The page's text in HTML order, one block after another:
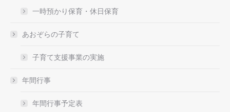
一時預かり保育・休日保育
あおぞらの子育て
子育て支援事業の実施
年間行事
年間行事予定表